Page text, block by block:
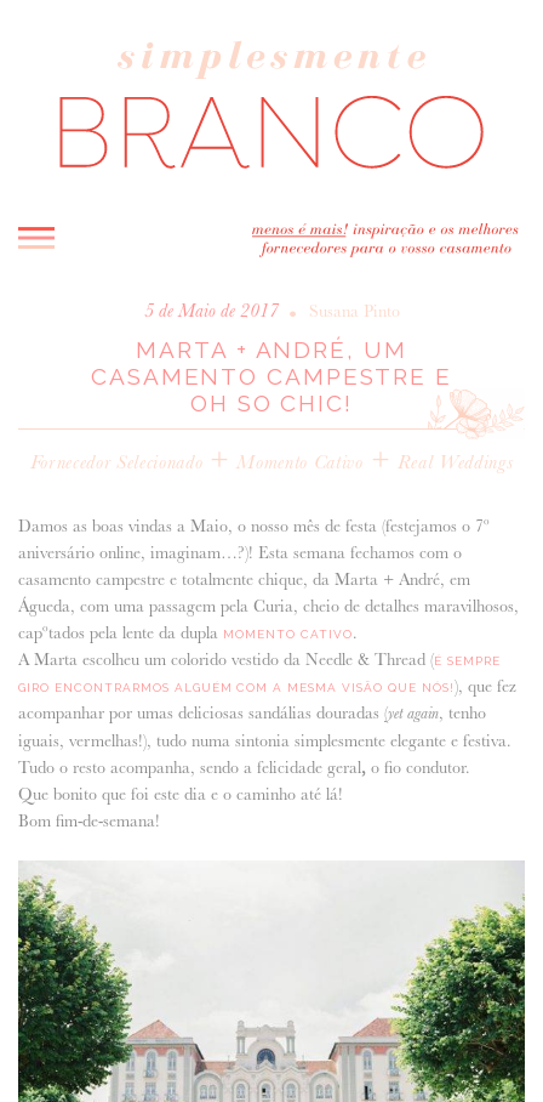
INICIO
BLOG
MELHOR INSPIRAÇÃO
REAL WEDDINGS & EDITORIAIS
FORNECEDORES RECOMENDADOS
ANUNCIE CONNOSCO
5 de Maio de 2017 • Susana Pinto
MARTA + ANDRÉ, UM
CASAMENTO CAMPESTRE E
OH SO CHIC!
Fornecedor Selecionado +Momento Cativo + Real Weddings
Damos as boas vindas a Maio, o nosso mês de festa (festejamos o 7º
aniversário online, imaginam…?)! Esta semana fechamos com o
casamento campestre e totalmente chique, da Marta + André, em
Águeda, com uma passagem pela Curia, cheio de detalhes maravilhosos,
capºtados pela lente da dupla
MOMENTO CATIVO.
A Marta escolheu um colorido vestido da Needle & Thread (É SEMPRE
GIRO ENCONTRARMOS ALGUÉM COM A MESMA VISÃO QUE NÓS!), que fez
acompanhar por umas deliciosas sandálias douradas (yet again, tenho
iguais, vermelhas!), tudo numa sintonia simplesmente elegante e festiva.
Tudo o resto acompanha, sendo a felicidade geral, o fio condutor.
Que bonito que foi este dia e o caminho até lá!
Bom fim-de-semana!